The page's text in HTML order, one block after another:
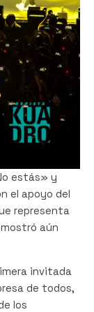
estás» y
el apoyo del
representa
aún
invitada
de todos,
los